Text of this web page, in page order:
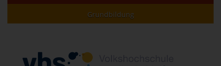
Grundbildung